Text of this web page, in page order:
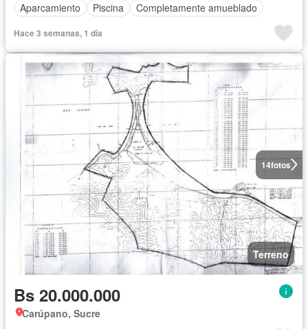
Aparcamiento
Piscina Completamente amueblado
Hace 3 semanas, 1 día
14fotos
Terreno
Bs 20.000.000
Carúpano, Sucre